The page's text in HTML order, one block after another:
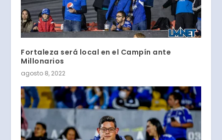
Fortaleza será local en el Campín ante
Millonarios
agosto 8, 2022